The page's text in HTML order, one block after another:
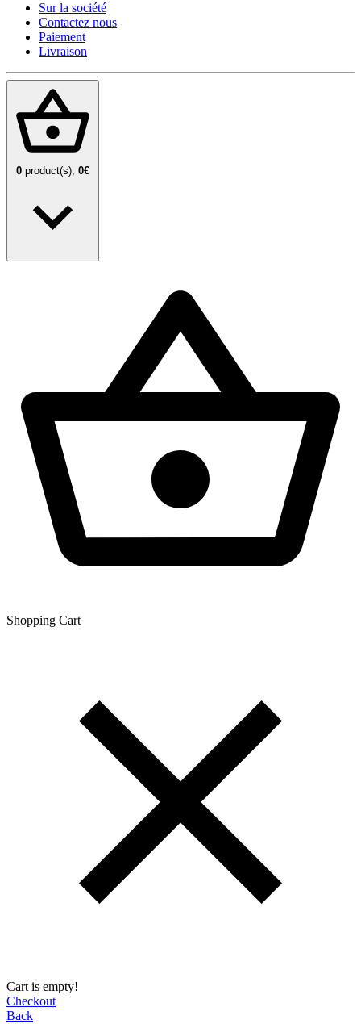
Sur la société
Contactez nous
Paiement
Livraison
0 product(s), 0€
Shopping Сart
Cart is empty!
Checkout
Back